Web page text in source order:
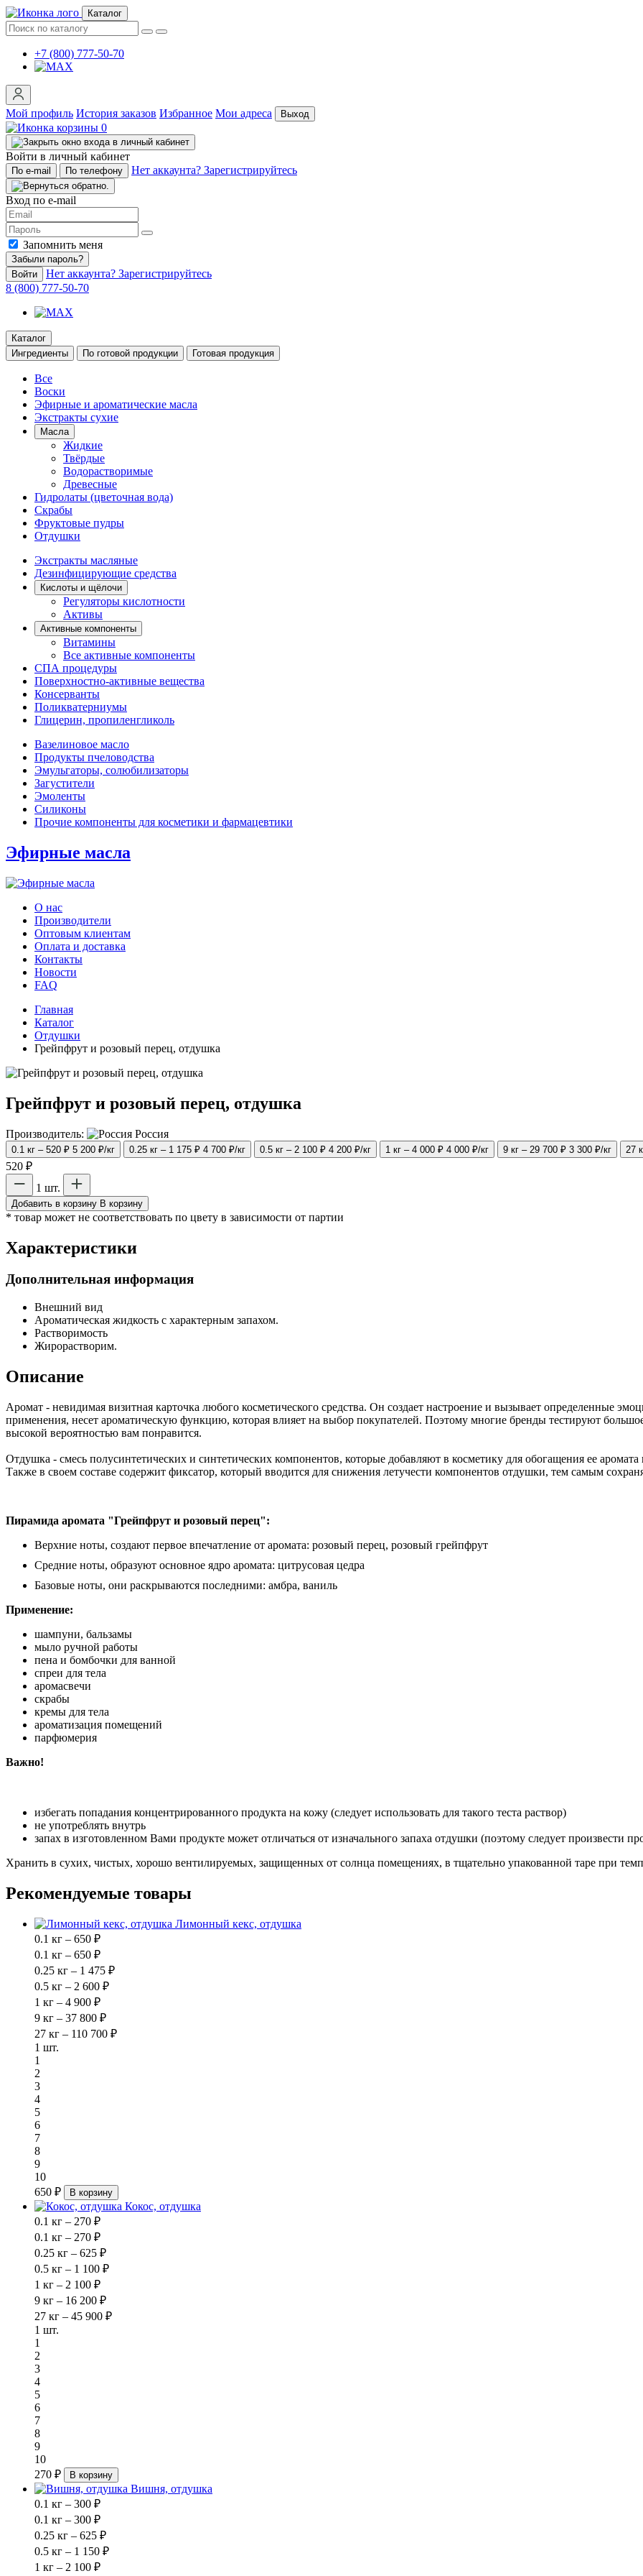
Каталог
+7 (800) 777-50-70
Мой профиль История заказов Избранное Мои адреса Выход
0
Войти в личный кабинет
По e-mail По телефону Нет аккаунта? Зарегистрируйтесь
Вход по e-mail
Запомнить меня
Забыли пароль?
Войти
Нет аккаунта? Зарегистрируйтесь
8 (800) 777-50-70
Каталог
Ингредиенты
По готовой продукции Готовая продукция
Все
Воски
Эфирные и ароматические масла
Экстракты сухие
Масла
Жидкие
Твёрдые
Водорастворимые
Древесные
Гидролаты (цветочная вода)
Скрабы
Фруктовые пудры
Отдушки
Экстракты масляные
Дезинфицирующие средства
Кислоты и щёлочи
Регуляторы кислотности
Активы
Активные компоненты
Витамины
Все активные компоненты
СПА процедуры
Поверхностно-активные вещества
Консерванты
Поликватерниумы
Глицерин, пропиленгликоль
Вазелиновое масло
Продукты пчеловодства
Эмульгаторы, солюбилизаторы
Загустители
Эмоленты
Силиконы
Прочие компоненты для косметики и фармацевтики
Эфирные масла
О нас
Производители
Оптовым клиентам
Оплата и доставка
Контакты
Новости
FAQ
Главная
Каталог
Отдушки
Грейпфрут и розовый перец, отдушка
Грейпфрут и розовый перец, отдушка
Производитель: Россия
0.1 кг – 520 ₽ 5 200 ₽/кг 0.25 кг – 1 175 ₽ 4 700 ₽/кг 0.5 кг – 2 100 ₽ 4 200 ₽/кг 1 кг – 4 000 ₽ 4 000 ₽/кг 9 кг – 29 700 ₽ 3 300 ₽/кг 27
520 ₽
1 шт.
Добавить в корзину В корзину
* товар может не соответствовать по цвету в зависимости от партии
Характеристики
Дополнительная информация
Внешний вид
Ароматическая жидкость с характерным запахом.
Растворимость
Жирорастворим.
Описание
Аромат - невидимая визитная карточка любого косметического средства. Он создает настроение и вызывает определенные
применения, несет ароматическую функцию, которая влияет на выбор покупателей. Поэтому многие бренды тестируют
высокой вероятностью вам понравится.
Отдушка - смесь полусинтетических и синтетических компонентов, которые добавляют в косметику для обогащения ее
Также в своем составе содержит фиксатор, который вводится для снижения летучести компонентов отдушки, тем самым
Пирамида аромата "Грейпфрут и розовый перец":
Верхние ноты, создают первое впечатление от аромата: розовый перец, розовый грейпфрут
Средние ноты, образуют основное ядро аромата: цитрусовая цедра
Базовые ноты, они раскрываются последними: амбра, ваниль
Применение:
шампуни, бальзамы
мыло ручной работы
пена и бомбочки для ванной
спреи для тела
аромасвечи
скрабы
кремы для тела
ароматизация помещений
парфюмерия
Важно!
избегать попадания концентрированного продукта на кожу (следует использовать для такого теста раствор)
не употреблять внутрь
запах в изготовленном Вами продукте может отличаться от изначального запаха отдушки (поэтому следует произвести
Хранить в сухих, чистых, хорошо вентилируемых, защищенных от солнца помещениях, в тщательно упакованной таре при
Рекомендуемые товары
Лимонный кекс, отдушка
0.1 кг – 650 ₽
0.1 кг – 650 ₽
0.25 кг – 1 475 ₽
0.5 кг – 2 600 ₽
1 кг – 4 900 ₽
9 кг – 37 800 ₽
27 кг – 110 700 ₽
1 шт.
1
2
3
4
5
6
7
8
9
10
650 ₽
В корзину
Кокос, отдушка
0.1 кг – 270 ₽
0.1 кг – 270 ₽
0.25 кг – 625 ₽
0.5 кг – 1 100 ₽
1 кг – 2 100 ₽
9 кг – 16 200 ₽
27 кг – 45 900 ₽
1 шт.
1
2
3
4
5
6
7
8
9
10
270 ₽
В корзину
Вишня, отдушка
0.1 кг – 300 ₽
0.1 кг – 300 ₽
0.25 кг – 625 ₽
0.5 кг – 1 150 ₽
1 кг – 2 100 ₽